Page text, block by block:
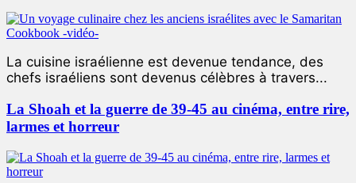
La cuisine israélienne est devenue tendance, des
chefs israéliens sont devenus célèbres à travers...
La Shoah et la guerre de 39-45 au cinéma, entre rire,
larmes et horreur